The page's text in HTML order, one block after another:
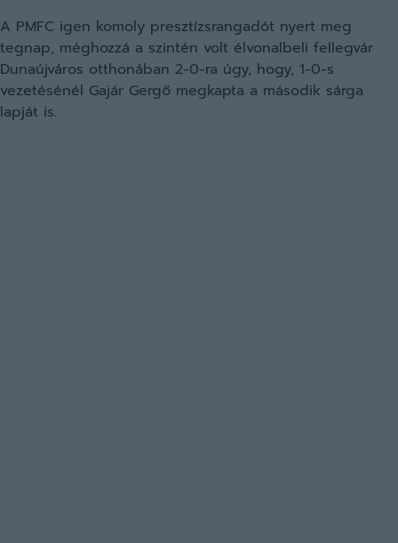
A PMFC igen komoly presztízsrangadót nyert meg
tegnap, méghozzá a szintén volt élvonalbeli fellegvár
Dunaújváros otthonában 2-0-ra úgy, hogy, 1-0-s
vezetésénél Gajár Gergő megkapta a második sárga
lapját is.